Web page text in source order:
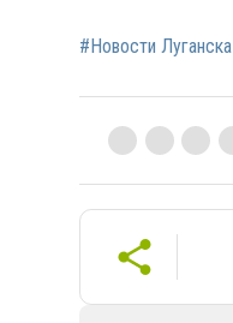
#Новости Луганска